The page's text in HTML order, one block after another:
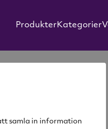
samla in information
Produkter Kategorier